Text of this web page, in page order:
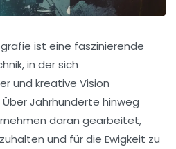
ist eine faszinierende
in der sich
und kreative Vision
Jahrhunderte hinweg
daran gearbeitet,
und für die Ewigkeit zu